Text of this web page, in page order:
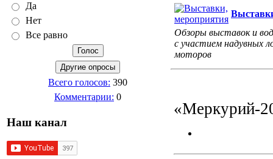
Да
Нет
Все равно
Всего голосов: 390
Комментарии: 0
Наш канал
Обзоры выставок и
с участием надувных
моторов
«Меркурий-